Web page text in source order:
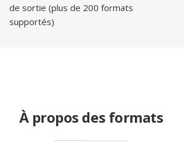
de sortie (plus de 200 formats
supportés)
À propos des formats